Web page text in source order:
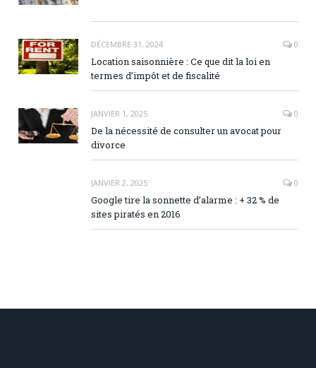
DÉCEMBRE 31, 2024 0
Location saisonnière : Ce que dit la loi en
termes d’impôt et de fiscalité
JANVIER 1, 2025 0
De la nécessité de consulter un avocat pour
divorce
JANVIER 2, 2025 0
Google tire la sonnette d’alarme : + 32 % de
sites piratés en 2016